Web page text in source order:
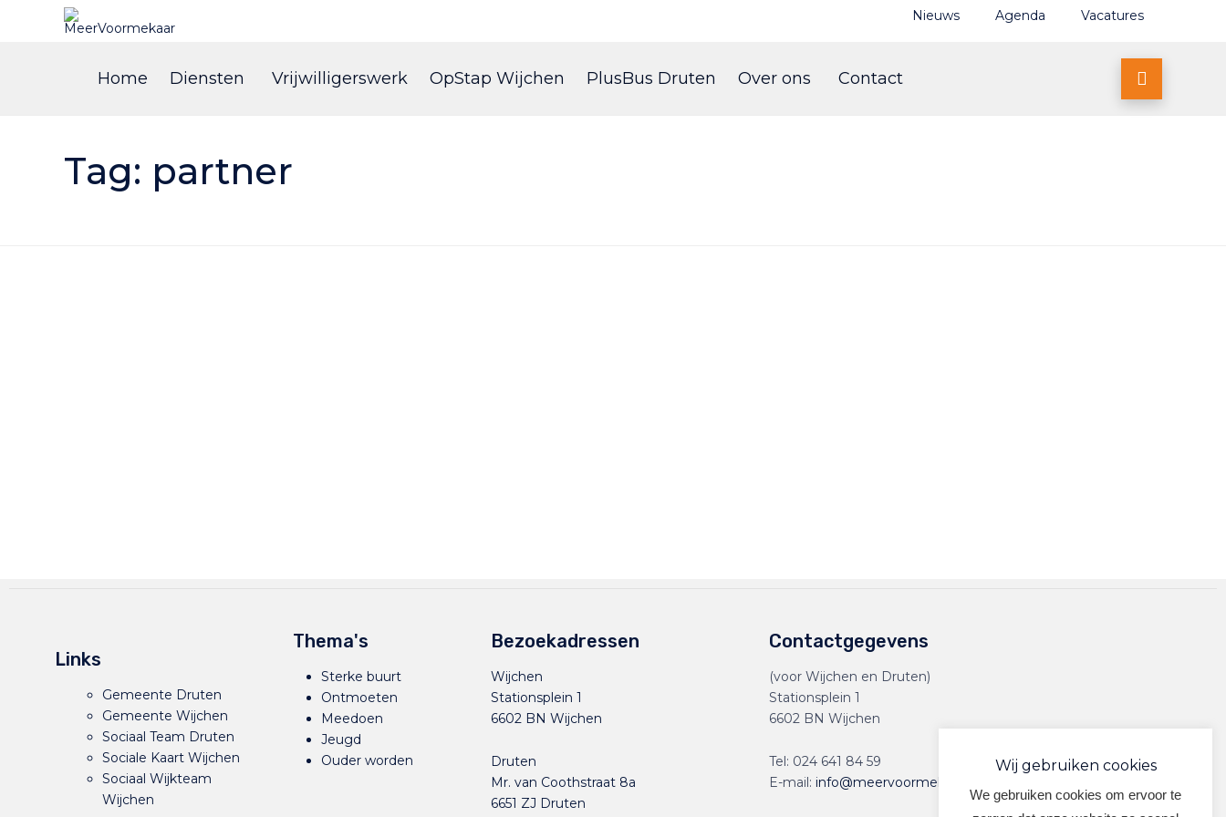
Nieuws Agenda Vacatures
to
Home Diensten Vrijwilligerswerk OpStap Wijchen PlusBus Druten Over ons Contact 
Tag: partner
Links
Gemeente Druten
Gemeente Wijchen
Sociaal Team Druten
Sociale Kaart Wijchen
Sociaal Wijkteam
Wijchen
Thema's
Sterke buurt
Ontmoeten
Meedoen
Jeugd
Ouder worden
Bezoekadressen
Wijchen
Stationsplein 1
6602 BN Wijchen
Druten
Mr. van Coothstraat 8a
6651 ZJ Druten
Contactgegevens
(voor Wijchen en Druten)
Stationsplein 1
6602 BN Wijchen
Tel: 024 641 84 59
E-mail: info@meervoormekaar.nl
Wij gebruiken cookies
We gebruiken cookies om ervoor te